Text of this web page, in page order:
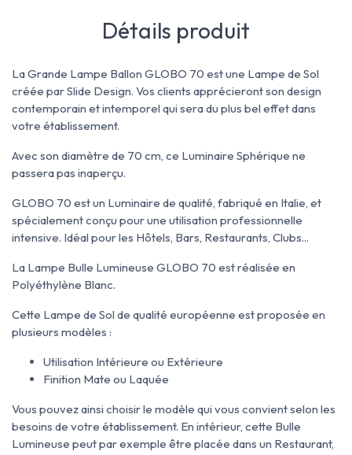
Détails produit
La Grande Lampe Ballon GLOBO 70 est une Lampe de Sol
créée par Slide Design. Vos clients apprécieront son design
contemporain et intemporel qui sera du plus bel effet dans
votre établissement.
Avec son diamètre de 70 cm, ce Luminaire Sphérique ne
passera pas inaperçu.
GLOBO 70 est un Luminaire de qualité, fabriqué en Italie, et
spécialement conçu pour une utilisation professionnelle
intensive. Idéal pour les Hôtels, Bars, Restaurants, Clubs...
La Lampe Bulle Lumineuse GLOBO 70 est réalisée en
Polyéthylène Blanc.
Cette Lampe de Sol de qualité européenne est proposée en
plusieurs modèles :
Utilisation Intérieure ou Extérieure
Finition Mate ou Laquée
Vous pouvez ainsi choisir le modèle qui vous convient selon les
besoins de votre établissement. En intérieur, cette Bulle
Lumineuse peut par exemple être placée dans un Restaurant,